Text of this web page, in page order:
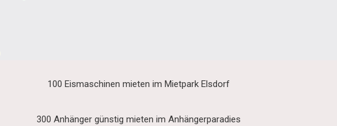
100 Eismaschinen mieten im Mietpark Elsdorf
300 Anhänger günstig mieten im Anhängerparadies